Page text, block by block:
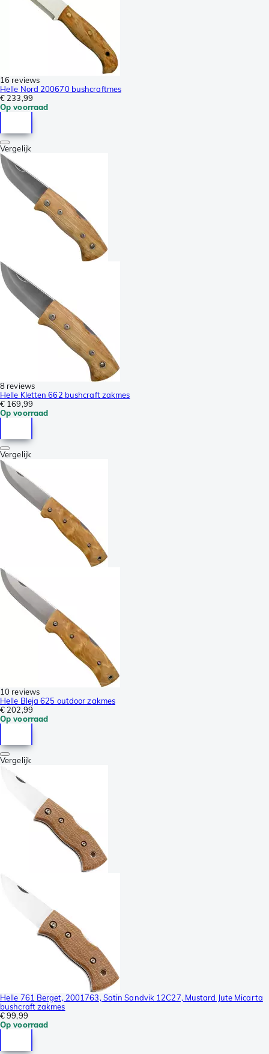
16 reviews
Helle Nord 200670 bushcraftmes
€ 233,99
Op voorraad
Vergelijk
8 reviews
Helle Kletten 662 bushcraft zakmes
€ 169,99
Op voorraad
Vergelijk
10 reviews
Helle Bleja 625 outdoor zakmes
€ 202,99
Op voorraad
Vergelijk
Helle 761 Berget, 2001763, Satin Sandvik 12C27, Mustard Jute Micarta
bushcraft zakmes
€ 99,99
Op voorraad